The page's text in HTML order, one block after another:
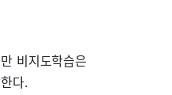
비지도학습은
다.